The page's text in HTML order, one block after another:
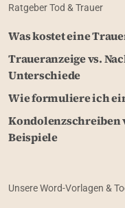
Ratgeber Tod & Trauer
Was kostet eine
Traueranzeige vs.
Unterschiede
Wie formuliere ich
Kondolenzschreiben
Beispiele
Unsere Word-Vorlagen &